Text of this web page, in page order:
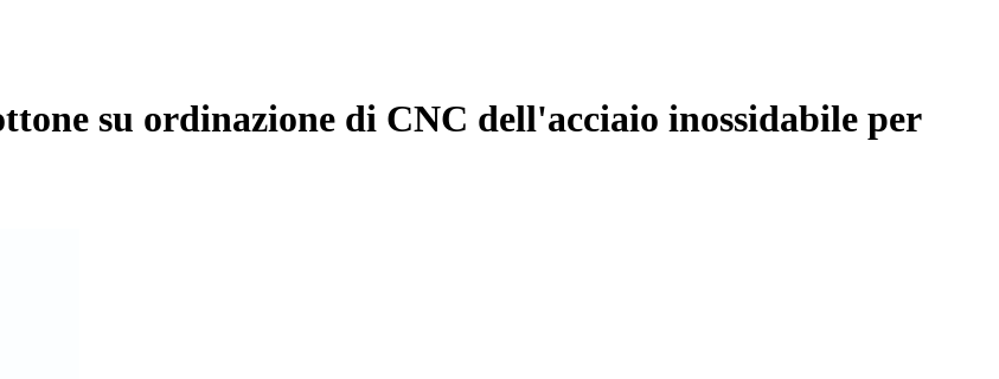
su ordinazione di CNC dell'acciaio inossidabile per